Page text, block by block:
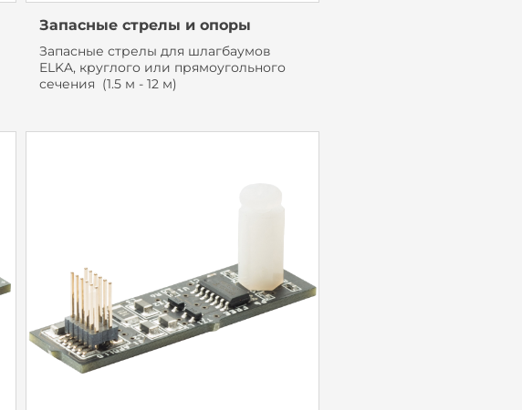
Запасные стрелы и опоры
Запасные стрелы для шлагбаумов
ELKA, круглого или прямоугольного
сечения (1.5 м - 12 м)